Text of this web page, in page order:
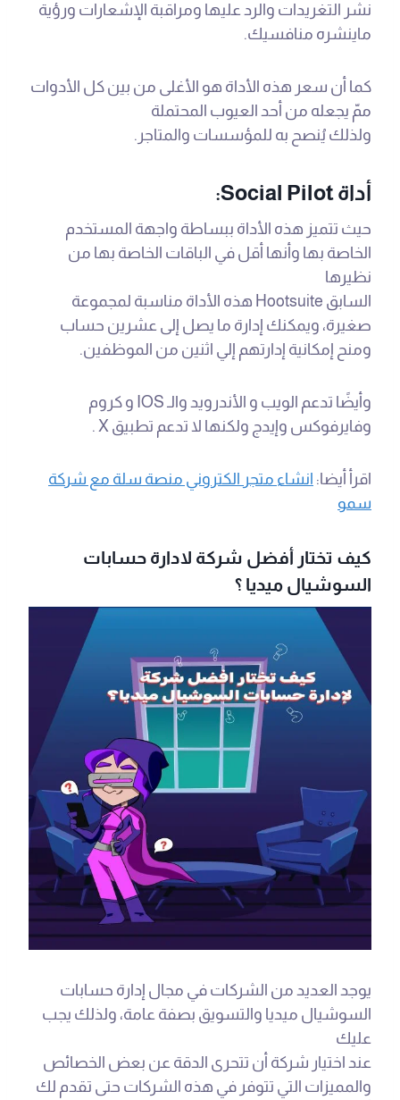
نشر التغريدات والرد عليها ومراقبة الإشعارات ورؤية
ماينشره منافسيك.
كما أن سعر هذه الأداة هو الأغلى من بين كل الأدوات
ممّ يجعله من أحد العيوب المحتملة
ولذلك يُنصح به للمؤسسات والمتاجر.
أداة Social Pilot:
حيث تتميز هذه الأداة ببساطة واجهة المستخدم
الخاصة بها وأنها أقل في الباقات الخاصة بها من
نظيرها
السابق Hootsuite هذه الأداة مناسبة لمجموعة
صغيرة، ويمكنك إدارة ما يصل إلى عشرين حساب
ومنح إمكانية إدارتهم إلي اثنين من الموظفين.
وأيضًا تدعم الويب و الأندرويد والـ IOS و كروم
وفايرفوكس وإيدج ولكنها لا تدعم تطبيق X .
اقرأ أيضا: انشاء متجر الكتروني منصة سلة مع شركة
سمو
كيف تختار أفضل شركة لادارة حسابات
السوشيال ميديا ؟
يوجد العديد من الشركات في مجال إدارة حسابات
السوشيال ميديا والتسويق بصفة عامة، ولذلك يجب
عليك
عند اختيار شركة أن تتحرى الدقة عن بعض الخصائص
والمميزات التي تتوفر في هذه الشركات حتى تقدم لك